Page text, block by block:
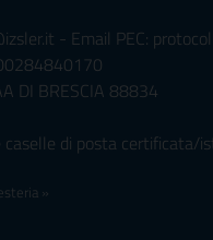
- Email PEC:
DI BRESCIA 88834
caselle di posta certificata/
»